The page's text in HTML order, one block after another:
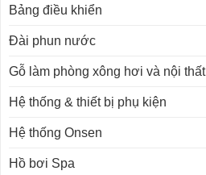
Bảng điều khiển
Đài phun nước
Gỗ làm phòng xông hơi và nội thất
Hệ thống & thiết bị phụ kiện
Hệ thống Onsen
Hồ bơi Spa